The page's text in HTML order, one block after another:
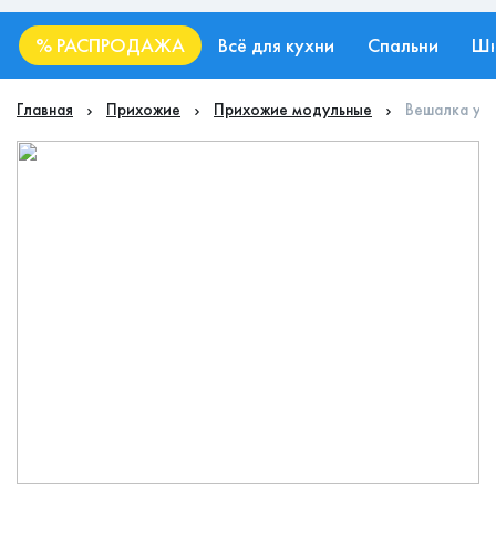
% РАСПРОДАЖА Всё для кухни Спальни
Главная Прихожие Прихожие модульные Вешалка